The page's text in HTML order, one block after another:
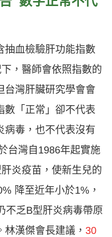
抽血檢驗肝功能指數
，醫師會依照指數的
台灣肝臟研究學會會
數「正常」卻不代表
病毒，也不代表沒有
台灣自1986年起實施
炎疫苗，使新生兒的
降至近年小於1%，
不乏B型肝炎病毒帶原
漢傑會長建議， 30